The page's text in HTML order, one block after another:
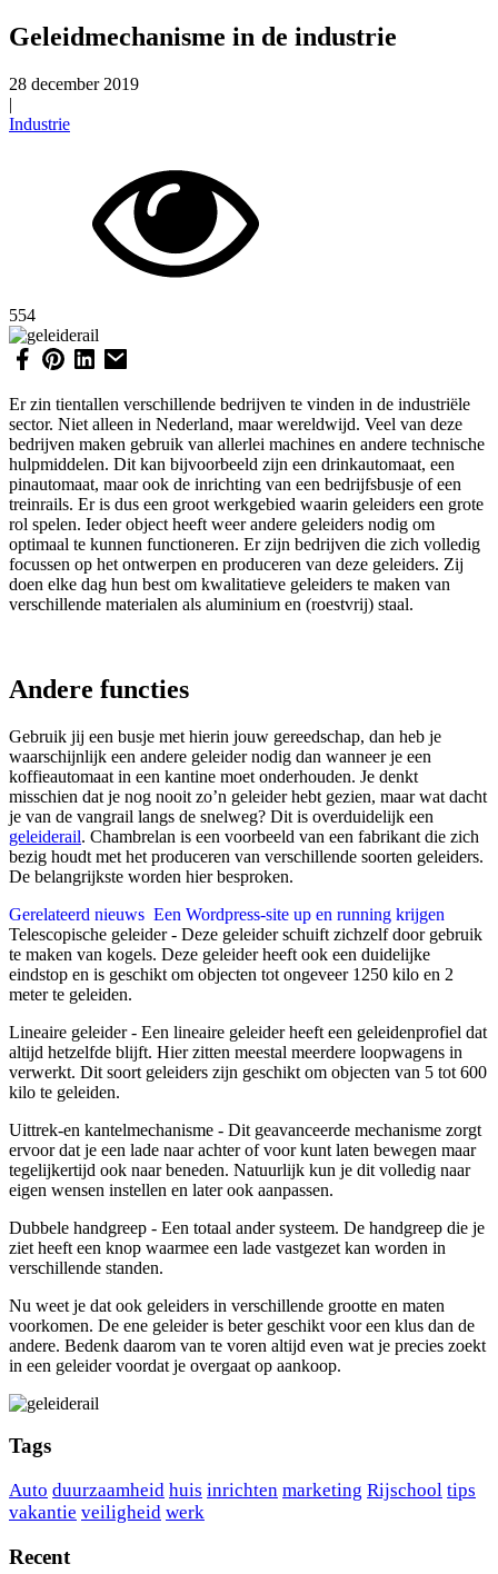
Geleidmechanisme in de industrie
28 december 2019
|
Industrie
554
Er zin tientallen verschillende bedrijven te vinden in de industriële
sector. Niet alleen in Nederland, maar wereldwijd. Veel van deze
bedrijven maken gebruik van allerlei machines en andere technische
hulpmiddelen. Dit kan bijvoorbeeld zijn een drinkautomaat, een
pinautomaat, maar ook de inrichting van een bedrijfsbusje of een
treinrails. Er is dus een groot werkgebied waarin geleiders een grote
rol spelen. Ieder object heeft weer andere geleiders nodig om
optimaal te kunnen functioneren. Er zijn bedrijven die zich volledig
focussen op het ontwerpen en produceren van deze geleiders. Zij
doen elke dag hun best om kwalitatieve geleiders te maken van
verschillende materialen als aluminium en (roestvrij) staal.
Andere functies
Gebruik jij een busje met hierin jouw gereedschap, dan heb je
waarschijnlijk een andere geleider nodig dan wanneer je een
koffieautomaat in een kantine moet onderhouden. Je denkt
misschien dat je nog nooit zo’n geleider hebt gezien, maar wat dacht
je van de vangrail langs de snelweg? Dit is overduidelijk een
geleiderail. Chambrelan is een voorbeeld van een fabrikant die zich
bezig houdt met het produceren van verschillende soorten geleiders.
De belangrijkste worden hier besproken.
Gerelateerd nieuws Een Wordpress-site up en running krijgen
Telescopische geleider - Deze geleider schuift zichzelf door gebruik
te maken van kogels. Deze geleider heeft ook een duidelijke
eindstop en is geschikt om objecten tot ongeveer 1250 kilo en 2
meter te geleiden.
Lineaire geleider - Een lineaire geleider heeft een geleidenprofiel dat
altijd hetzelfde blijft. Hier zitten meestal meerdere loopwagens in
verwerkt. Dit soort geleiders zijn geschikt om objecten van 5 tot 600
kilo te geleiden.
Uittrek-en kantelmechanisme - Dit geavanceerde mechanisme zorgt
ervoor dat je een lade naar achter of voor kunt laten bewegen maar
tegelijkertijd ook naar beneden. Natuurlijk kun je dit volledig naar
eigen wensen instellen en later ook aanpassen.
Dubbele handgreep - Een totaal ander systeem. De handgreep die je
ziet heeft een knop waarmee een lade vastgezet kan worden in
verschillende standen.
Nu weet je dat ook geleiders in verschillende grootte en maten
voorkomen. De ene geleider is beter geschikt voor een klus dan de
andere. Bedenk daarom van te voren altijd even wat je precies zoekt
in een geleider voordat je overgaat op aankoop.
Tags
Auto duurzaamheid huis inrichten marketing Rijschool tips
vakantie veiligheid werk
Recent